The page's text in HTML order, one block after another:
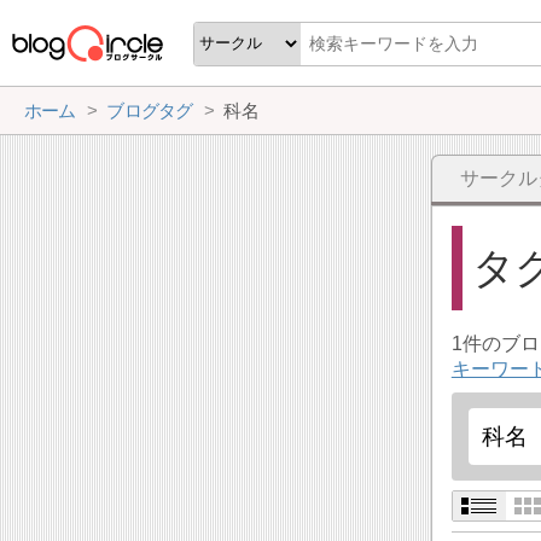
ホーム ブログタグ 科名
サーク
タ
1件のブ
キーワー